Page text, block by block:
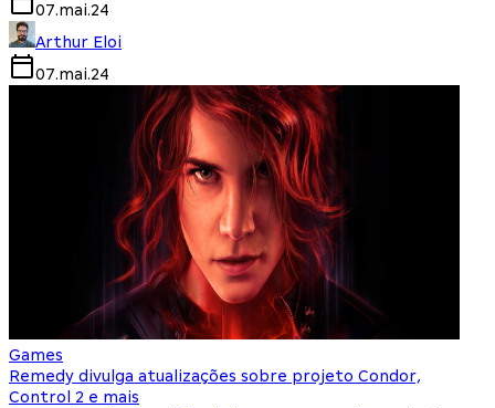
07.mai.24
Arthur Eloi
07.mai.24
Games
Remedy divulga atualizações sobre projeto Condor,
Control 2 e mais